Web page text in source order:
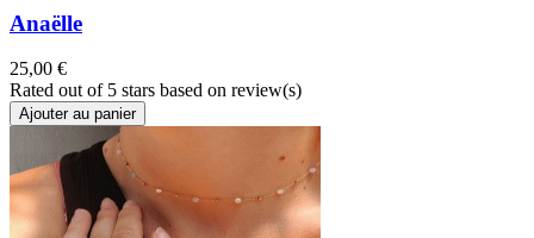
Anaëlle
25,00 €
Rated out of 5 stars based on review(s)
Ajouter au panier